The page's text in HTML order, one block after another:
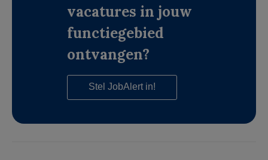
vacatures in jouw
functiegebied
ontvangen?
Stel JobAlert in!